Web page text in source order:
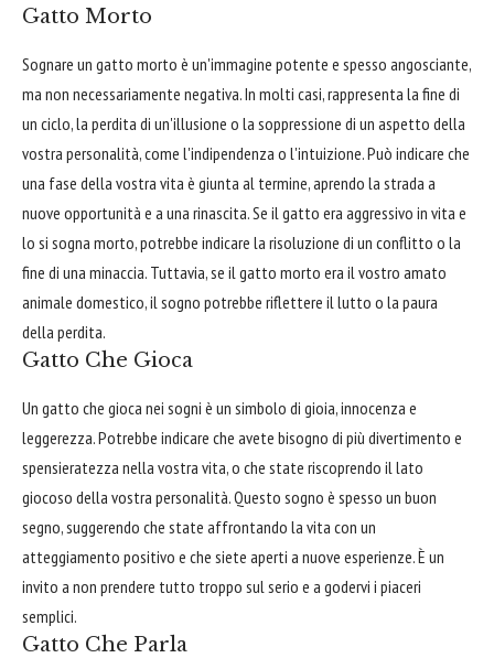
Gatto Morto
Sognare un gatto morto è un'immagine potente e spesso angosciante,
ma non necessariamente negativa. In molti casi, rappresenta la fine di
un ciclo, la perdita di un'illusione o la soppressione di un aspetto della
vostra personalità, come l'indipendenza o l'intuizione. Può indicare che
una fase della vostra vita è giunta al termine, aprendo la strada a
nuove opportunità e a una rinascita. Se il gatto era aggressivo in vita e
lo si sogna morto, potrebbe indicare la risoluzione di un conflitto o la
fine di una minaccia. Tuttavia, se il gatto morto era il vostro amato
animale domestico, il sogno potrebbe riflettere il lutto o la paura
della perdita.
Gatto Che Gioca
Un gatto che gioca nei sogni è un simbolo di gioia, innocenza e
leggerezza. Potrebbe indicare che avete bisogno di più divertimento e
spensieratezza nella vostra vita, o che state riscoprendo il lato
giocoso della vostra personalità. Questo sogno è spesso un buon
segno, suggerendo che state affrontando la vita con un
atteggiamento positivo e che siete aperti a nuove esperienze. È un
invito a non prendere tutto troppo sul serio e a godervi i piaceri
semplici.
Gatto Che Parla